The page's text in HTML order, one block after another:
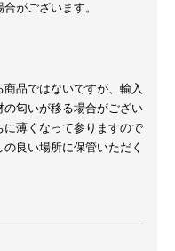
がございます。
品ではないですが、輸入
匂いが移る場合がござい
薄くなって参りますので
良い場所に保管いただく